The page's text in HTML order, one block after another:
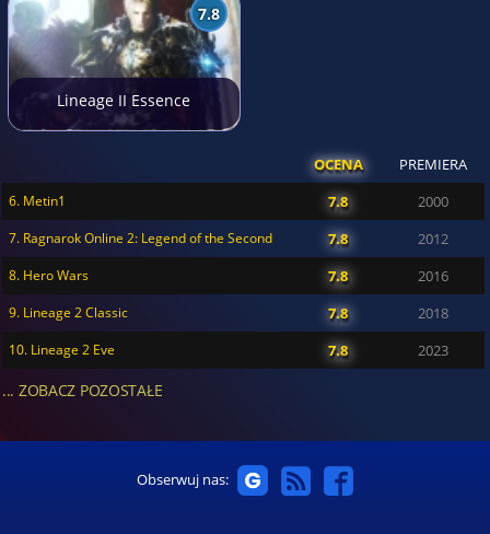
7.8
Lineage II Essence
OCENA PREMIERA
6. Metin1 7.8 2000
7. Ragnarok Online 2: Legend of the Second 7.8 2012
8. Hero Wars 7.8 2016
9. Lineage 2 Classic 7.8 2018
10. Lineage 2 Eve 7.8 2023
... ZOBACZ POZOSTAŁE
Obserwuj nas: